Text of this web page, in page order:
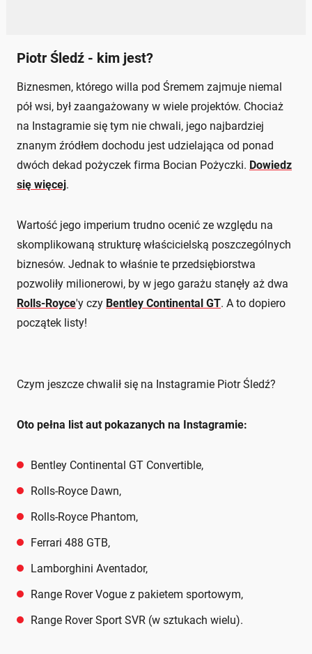
Piotr Śledź - kim jest?
Biznesmen, którego willa pod Śremem zajmuje niemal
pół wsi, był zaangażowany w wiele projektów. Chociaż
na Instagramie się tym nie chwali, jego najbardziej
znanym źródłem dochodu jest udzielająca od ponad
dwóch dekad pożyczek firma Bocian Pożyczki. Dowiedz
się więcej.
Wartość jego imperium trudno ocenić ze względu na
skomplikowaną strukturę właścicielską poszczególnych
biznesów. Jednak to właśnie te przedsiębiorstwa
pozwoliły milionerowi, by w jego garażu stanęły aż dwa
Rolls-Royce'y czy Bentley Continental GT. A to dopiero
początek listy!
Czym jeszcze chwalił się na Instagramie Piotr Śledź?
Oto pełna list aut pokazanych na Instagramie:
Bentley Continental GT Convertible,
Rolls-Royce Dawn,
Rolls-Royce Phantom,
Ferrari 488 GTB,
Lamborghini Aventador,
Range Rover Vogue z pakietem sportowym,
Range Rover Sport SVR (w sztukach wielu).